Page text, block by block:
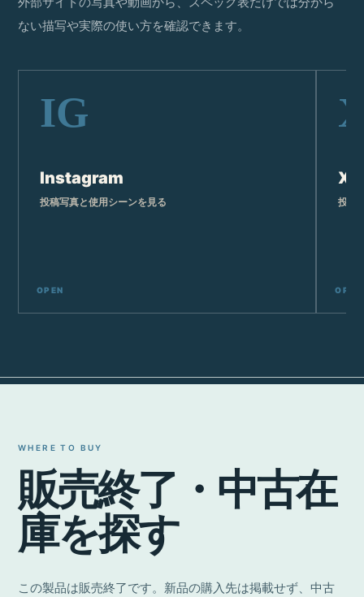
ない描写や実際の使い方を確認できます。
Instagram
投稿写真と使用シーンを見る
X
投稿
WHERE TO BUY
販売終了 ・ 中古在
庫を探す
この製品は販売終了です。新品の購入先は掲載せず、中古